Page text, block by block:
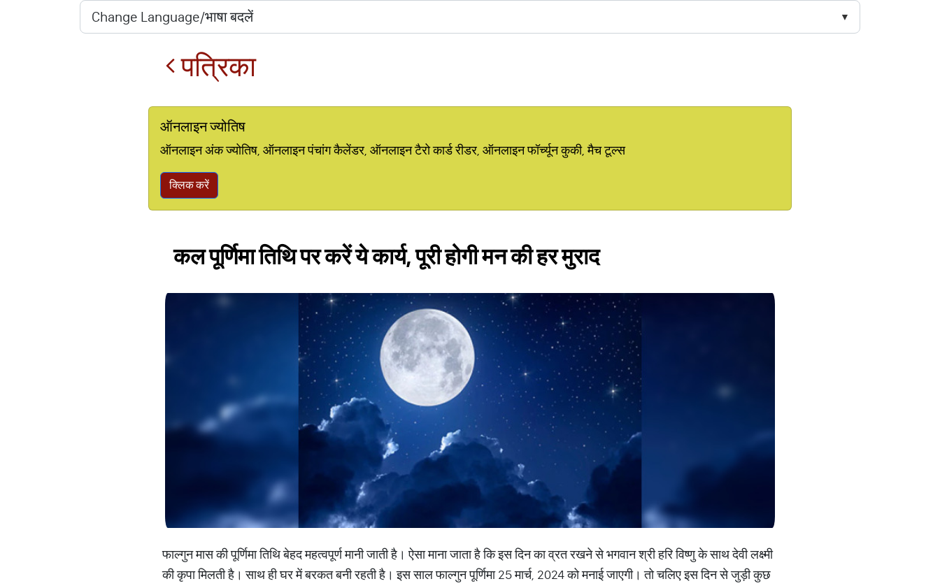
पत्रिका
ऑनलाइन ज्योतिष
ऑनलाइन अंक ज्योतिष, ऑनलाइन पंचांग कैलेंडर, ऑनलाइन टैरो कार्ड रीडर, ऑनलाइन फॉर्च्यून कुकी, मैच टूल्स
क्लिक करें
कल पूर्णिमा तिथि पर करें ये कार्य, पूरी होगी मन की हर मुराद
फाल्गुन मास की पूर्णिमा तिथि बेहद महत्वपूर्ण मानी जाती है। ऐसा माना जाता है कि इस दिन का व्रत रखने से भगवान श्री हरि विष्णु के साथ देवी लक्ष्मी
की कृपा मिलती है। साथ ही घर में बरकत बनी रहती है। इस साल फाल्गुन पूर्णिमा 25 मार्च, 2024 को मनाई जाएगी। तो चलिए इस दिन से जुड़ी कुछ